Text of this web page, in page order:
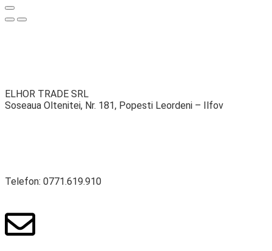
ELHOR TRADE SRL
Soseaua Oltenitei, Nr. 181, Popesti Leordeni – Ilfov
Telefon: 0771.619.910